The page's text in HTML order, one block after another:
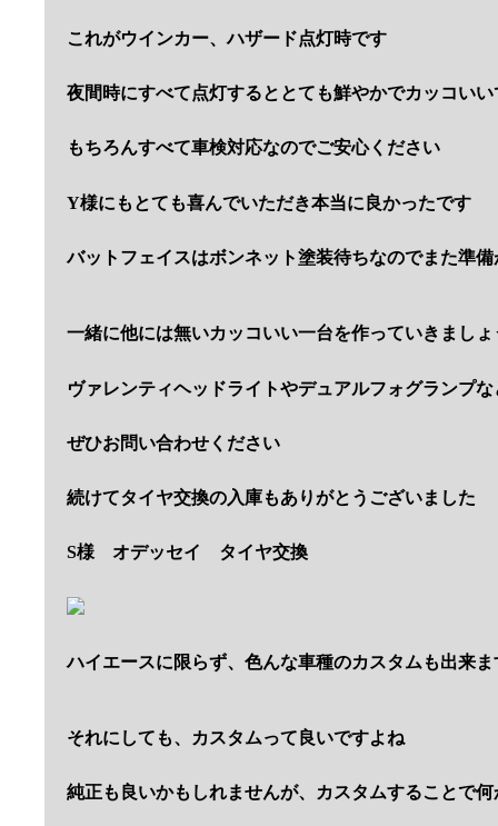
これがウインカー、ハザード点灯時です
夜間時にすべて点灯するととても鮮やかでカッコいい
もちろんすべて車検対応なのでご安心ください
Y様にもとても喜んでいただき本当に良かったです
バットフェイスはボンネット塗装待ちなのでまた準
一緒に他には無いカッコいい一台を作っていきましょ
ヴァレンティヘッドライトやデュアルフォグランプ
ぜひお問い合わせください
続けてタイヤ交換の入庫もありがとうございました
S様 オデッセイ タイヤ交換
ハイエースに限らず、色んな車種のカスタムも出来
それにしても、カスタムって良いですよね
純正も良いかもしれませんが、カスタムすることで